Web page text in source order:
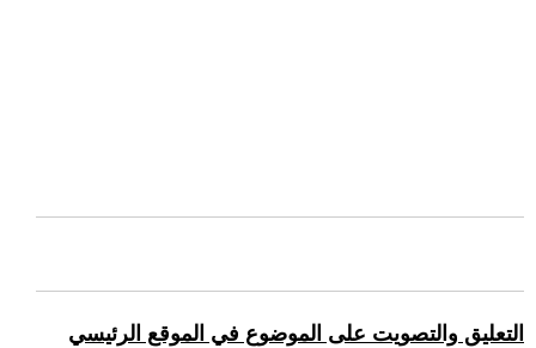
التعليق والتصويت على الموضوع في الموقع الرئيسي